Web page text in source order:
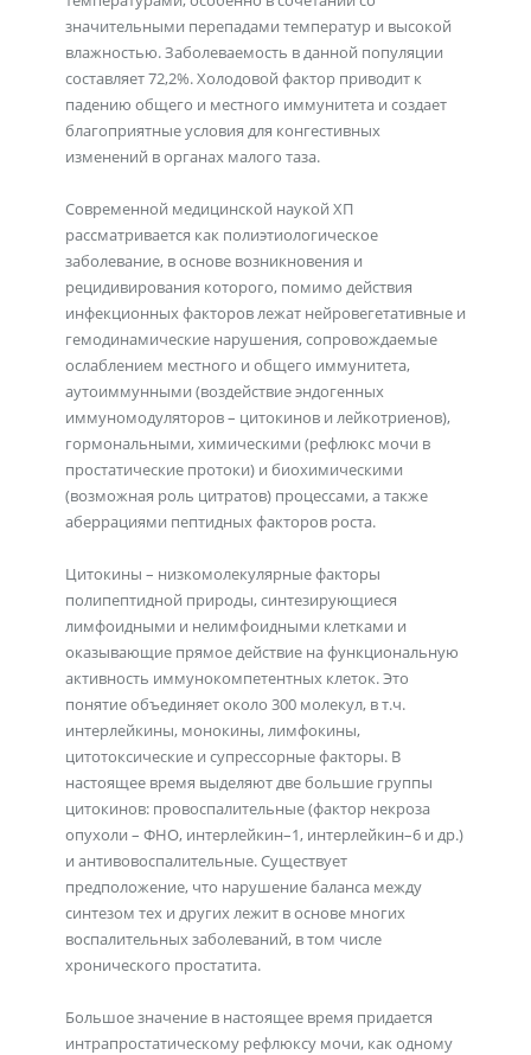
значительными перепадами температур и высокой
влажностью. Заболеваемость в данной популяции
составляет 72,2%. Холодовой фактор приводит к
падению общего и местного иммунитета и создает
благоприятные условия для конгестивных
изменений в органах малого таза.
Современной медицинской наукой ХП
рассматривается как полиэтиологическое
заболевание, в основе возникновения и
рецидивирования которого, помимо действия
инфекционных факторов лежат нейровегетативные и
гемодинамические нарушения, сопровождаемые
ослаблением местного и общего иммунитета,
аутоиммунными (воздействие эндогенных
иммуномодуляторов – цитокинов и лейкотриенов),
гормональными, химическими (рефлюкс мочи в
простатические протоки) и биохимическими
(возможная роль цитратов) процессами, а также
аберрациями пептидных факторов роста.
Цитокины – низкомолекулярные факторы
полипептидной природы, синтезирующиеся
лимфоидными и нелимфоидными клетками и
оказывающие прямое действие на функциональную
активность иммунокомпетентных клеток. Это
понятие объединяет около 300 молекул, в т.ч.
интерлейкины, монокины, лимфокины,
цитотоксические и супрессорные факторы. В
настоящее время выделяют две большие группы
цитокинов: провоспалительные (фактор некроза
опухоли – ФНО, интерлейкин–1, интерлейкин–6 и др.)
и антивовоспалительные. Существует
предположение, что нарушение баланса между
синтезом тех и других лежит в основе многих
воспалительных заболеваний, в том числе
хронического простатита.
Большое значение в настоящее время придается
интрапростатическому рефлюксу мочи, как одному